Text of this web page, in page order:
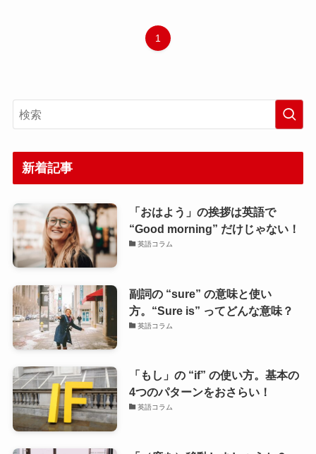
1
新着記事
「おはよう」の挨拶は英語で
“Good morning” だけじゃない！
英語コラム
副詞の “sure” の意味と使い
方。“Sure is” ってどんな意味？
英語コラム
「もし」の “if” の使い方。基本の
4つのパターンをおさらい！
英語コラム